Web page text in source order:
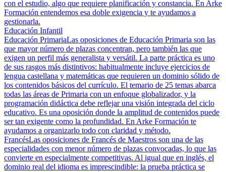
con el estudio, algo que requiere planificación y constancia. En Arke
Formación entendemos esa doble exigencia y te ayudamos a
gestionarla.
Educación Infantil
Educación PrimariaLas oposiciones de Educación Primaria son las
que mayor número de plazas concentran, pero también las que
exigen un perfil más generalista y versátil. La parte práctica es uno
de sus rasgos más distintivos: habitualmente incluye ejercicios de
lengua castellana y matemáticas que requieren un dominio sólido de
los contenidos básicos del currículo. El temario de 25 temas abarca
todas las áreas de Primaria con un enfoque globalizador, y la
programación didáctica debe reflejar una visión integrada del ciclo
educativo. Es una oposición donde la amplitud de contenidos puede
ser tan exigente como la profundidad. En Arke Formación te
ayudamos a organizarlo todo con claridad y método.
FrancésLas oposiciones de Francés de Maestros son una de las
especialidades con menor número de plazas convocadas, lo que las
convierte en especialmente competitivas. Al igual que en inglés, el
dominio real del idioma es imprescindible: la prueba práctica se